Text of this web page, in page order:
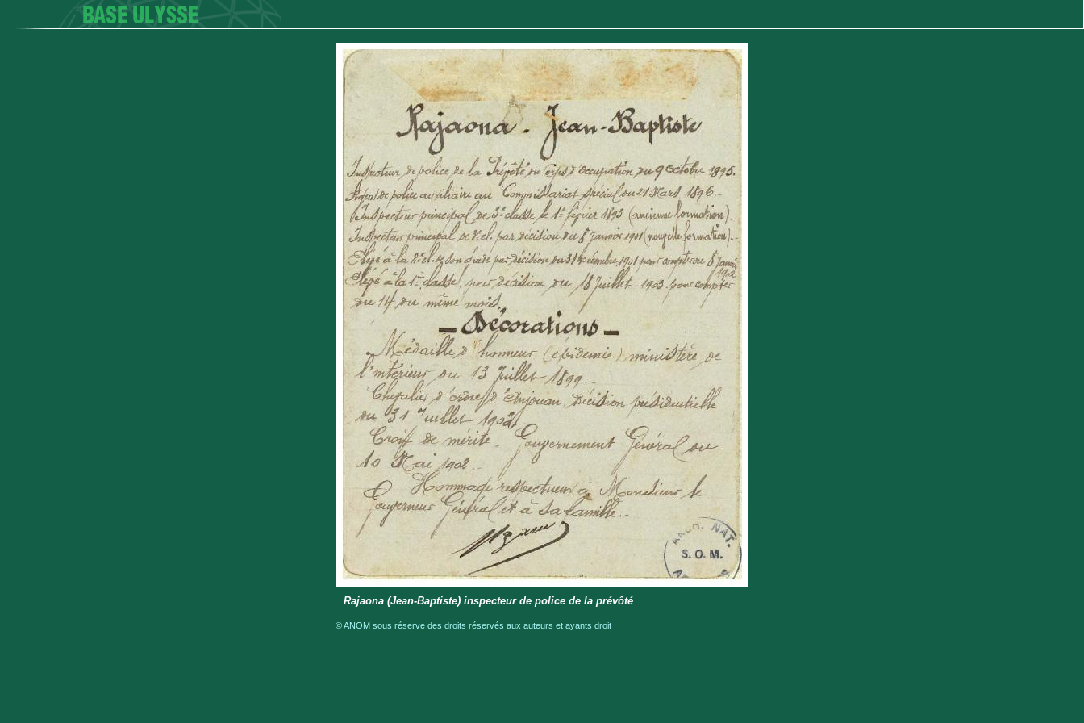
Rajaona (Jean-Baptiste) inspecteur de police de la prévôté
© ANOM sous réserve des droits réservés aux auteurs et ayants droit